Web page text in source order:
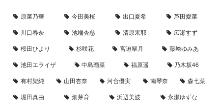
原菜乃華 今田美桜 出口夏希
芦田愛菜
川口春奈
池端杏慈 清原果耶
広瀬すず
桜田ひより
杉咲花 宮迫翠月
藤﨑ゆみあ
池田エライザ
中島瑠菜 福原遥
乃木坂46
有村架純
山田杏奈 河合優実 南琴奈
森七菜
堀田真由
畑芽育 浜辺美波
永瀬ゆずな